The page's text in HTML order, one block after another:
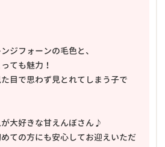
ジフォーンの毛色と、
ても魅力！
目で思わず見とれてしまう子で
大好きな甘えんぼさん♪
ての方にも安心してお迎えいただ